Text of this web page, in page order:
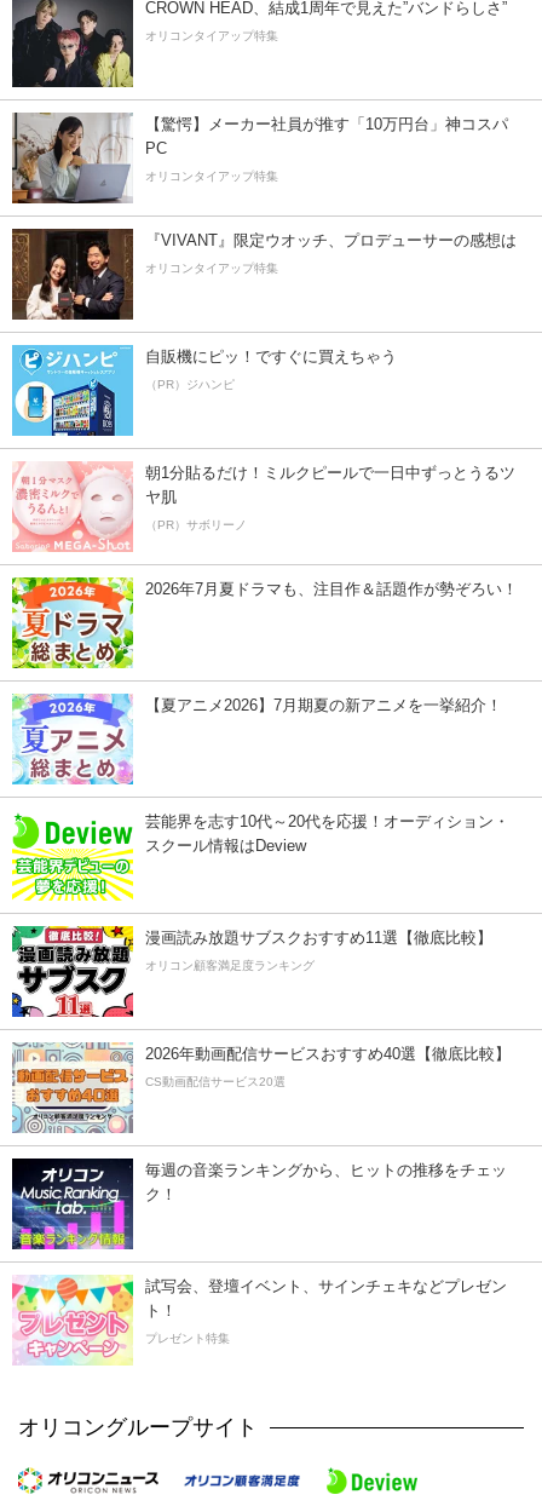
CROWN HEAD、結成1周年で見えた”バンドらしさ”
オリコンタイアップ特集
【驚愕】メーカー社員が推す「10万円台」神コスパ
PC
オリコンタイアップ特集
『VIVANT』限定ウオッチ、プロデューサーの感想は
オリコンタイアップ特集
自販機にピッ！ですぐに買えちゃう
（PR）ジハンピ
朝1分貼るだけ！ミルクピールで一日中ずっとうるツ
ヤ肌
（PR）サボリーノ
2026年7月夏ドラマも、注目作＆話題作が勢ぞろい！
【夏アニメ2026】7月期夏の新アニメを一挙紹介！
芸能界を志す10代～20代を応援！オーディション・
スクール情報はDeview
漫画読み放題サブスクおすすめ11選【徹底比較】
オリコン顧客満足度ランキング
2026年動画配信サービスおすすめ40選【徹底比較】
CS動画配信サービス20選
毎週の音楽ランキングから、ヒットの推移をチェッ
ク！
試写会、登壇イベント、サインチェキなどプレゼン
ト！
プレゼント特集
オリコングループサイト